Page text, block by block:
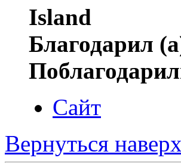
Благодарил
Сайт
Вернуться наверх